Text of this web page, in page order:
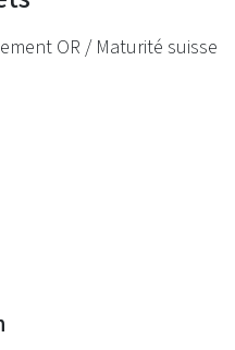
OR / Maturité suisse